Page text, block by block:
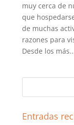
muy cerca de
que
de muchas
razones para
Desde los
Entradas